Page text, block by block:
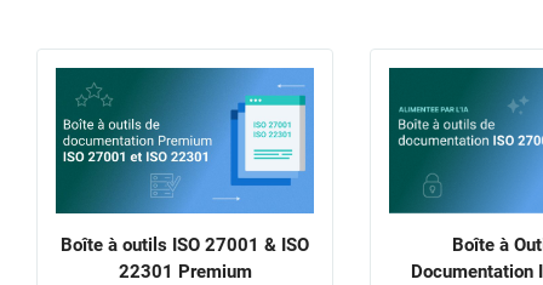
Boîte à outils ISO 27001 & ISO
22301 Premium
Boîte à
Documentation